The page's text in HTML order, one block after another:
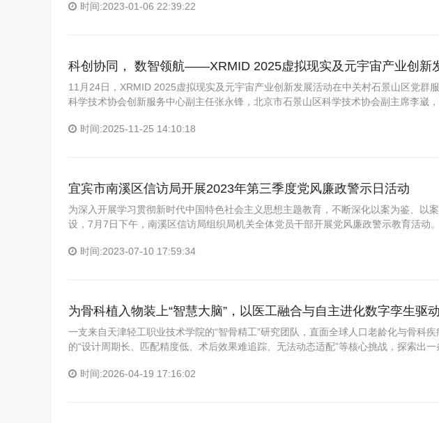
时间:2023-01-06 22:39:22
科创协同， 数智领航——XRMID 2025虚拟现实及元宇宙产业创新
11月24日，XRMID 2025虚拟现实及元宇宙产业创新发展活动在中关村石景山区党群
科学技术协会创新服务中心副主任张永锋，北京市石景山区科学技术协会副主席李崴
时间:2025-11-25 14:10:18
宜宾市南溪区信访局开展2023年第三季度党风廉政警示日活动
为深入开展学习贯彻新时代中国特色社会主义思想主题教育，不断深化以案为鉴、以
设，7月7日下午，南溪区信访局组织局机关全体党员干部开展党风廉政警示教育活动
时间:2023-07-10 17:59:34
为骨科植入物装上“智慧大脑”，以医工融合与自主进化数字孪生驱
一支来自天津轻工职业技术学院的“智骨精工”研究团队，直面全球人口老龄化与骨科
的“设计周期长、匹配精度低、术后效果难追踪、无法动态适配”等核心挑战，探索出
时间:2026-04-19 17:16:02